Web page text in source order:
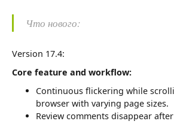
Что нового:
Version 17.4:
Core feature and workflow:
Continuous flickering while
browser with varying page sizes.
Review comments disappear